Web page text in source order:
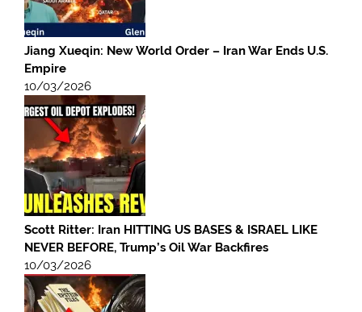
Jiang Xueqin: New World Order – Iran War Ends U.S.
Empire
10/03/2026
Scott Ritter: Iran HITTING US BASES & ISRAEL LIKE
NEVER BEFORE, Trump’s Oil War Backfires
10/03/2026